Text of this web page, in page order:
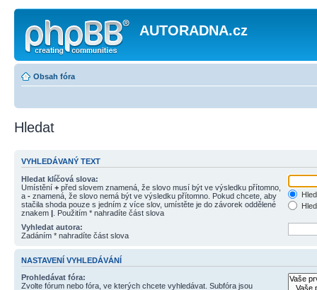
AUTORADNA.cz
Obsah fóra
Hledat
VYHLEDÁVANÝ TEXT
Hledat klíčová slova:
Umístění + před slovem znamená, že slovo musí být ve výsledku přítomno,
a - znamená, že slovo nemá být ve výsledku přítomno. Pokud chcete, aby
stačila shoda pouze s jedním z více slov, umístěte je do závorek oddělené
znakem | . Použitím * nahradíte část slova
Vyhledat autora:
Zadáním * nahradíte část slova
NASTAVENÍ VYHLEDÁVÁNÍ
Prohledávat fóra:
Zvolte fórum nebo fóra, ve kterých chcete vyhledávat. Subfóra jsou